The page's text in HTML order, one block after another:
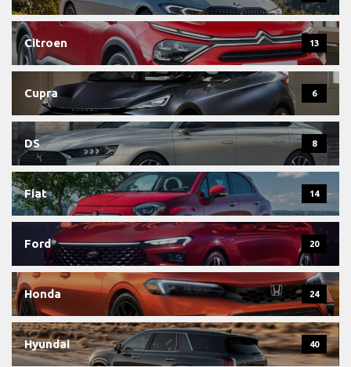
Citroen 13
Cupra 6
DS 8
Fiat 14
Ford 20
Honda 24
Hyundai 40